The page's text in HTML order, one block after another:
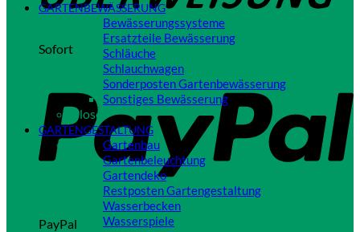
Sofort
PayPal
GARTENBEWÄSSERUNG
Bewässerungssysteme
Ersatzteile Bewässerung
Schläuche
Schlauchwagen
Sonderposten Gartenbewässerung
Sonstiges Bewässerung
Close
GARTENGESTALTUNG
Gartenbau
Gartenbeleuchtung
Gartendeko
Restposten Gartengestaltung
Wasserbecken
Wasserspiele